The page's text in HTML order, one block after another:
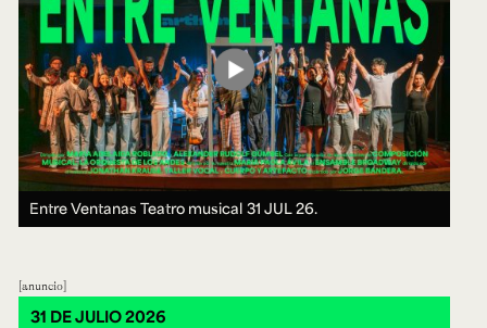
Entre Ventanas Teatro musical 31 JUL 26.
anuncio
31 DE JULIO 2026